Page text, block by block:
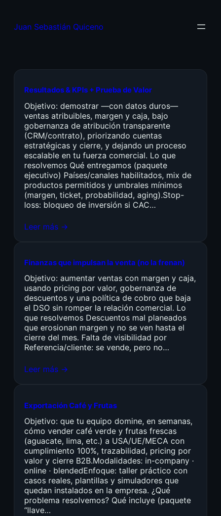
Juan Sebastián Quiceno
Resultados & KPIs + Prueba de Valor
Objetivo: demostrar —con datos duros—
ventas atribuibles, margen y caja, bajo
gobernanza de atribución transparente
(CRM/contrato), priorizando cuentas
estratégicas y cierre, y dejando un proceso
escalable en tu fuerza comercial. Lo que
resolvemos Qué entregamos (paquete
ejecutivo) Países/canales habilitados, mix de
productos permitidos y umbrales mínimos
(margen, ticket, probabilidad, aging).Stop-
loss: bloqueo de inversión si CAC…
Leer más →
Finanzas que impulsan la venta (no la frenan)
Objetivo: aumentar ventas con margen y caja,
usando pricing por valor, gobernanza de
descuentos y una política de cobro que baja
el DSO sin romper la relación comercial. Lo
que resolvemos Descuentos mal planeados
que erosionan margen y no se ven hasta el
cierre del mes. Falta de visibilidad por
Referencia/cliente: se vende, pero no…
Leer más →
Exportación Café y Frutas
Objetivo: que tu equipo domine, en semanas,
cómo vender café verde y frutas frescas
(aguacate, lima, etc.) a USA/UE/MECA con
cumplimiento 100%, trazabilidad, pricing por
valor y cierre B2B.Modalidades: in-company ·
online · blendedEnfoque: taller práctico con
casos reales, plantillas y simuladores que
quedan instalados en la empresa. ¿Qué
problema resolvemos? Qué incluye (paquete
“llave…